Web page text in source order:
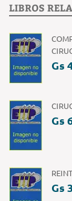
LIBROS
Gs
Gs
Gs